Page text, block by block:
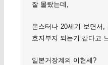
잘 몰랐는데,
몬스터나 20세기 보면서
흐지부지 되는거 같다고
일본거장계의 이현세?